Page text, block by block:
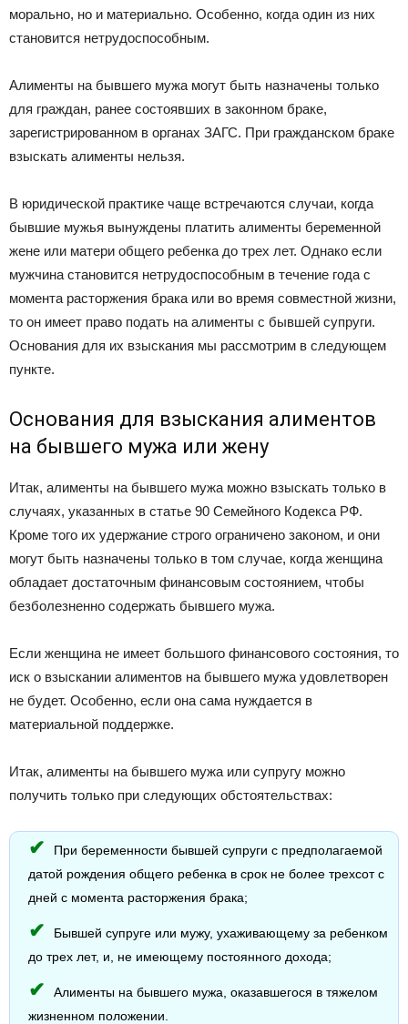
морально, но и материально. Особенно, когда один из них
становится нетрудоспособным.
Алименты на бывшего мужа могут быть назначены только
для граждан, ранее состоявших в законном браке,
зарегистрированном в органах ЗАГС. При гражданском браке
взыскать алименты нельзя.
В юридической практике чаще встречаются случаи, когда
бывшие мужья вынуждены платить алименты беременной
жене или матери общего ребенка до трех лет. Однако если
мужчина становится нетрудоспособным в течение года с
момента расторжения брака или во время совместной жизни,
то он имеет право подать на алименты с бывшей супруги.
Основания для их взыскания мы рассмотрим в следующем
пункте.
Основания для взыскания алиментов
на бывшего мужа или жену
Итак, алименты на бывшего мужа можно взыскать только в
случаях, указанных в статье 90 Семейного Кодекса РФ.
Кроме того их удержание строго ограничено законом, и они
могут быть назначены только в том случае, когда женщина
обладает достаточным финансовым состоянием, чтобы
безболезненно содержать бывшего мужа.
Если женщина не имеет большого финансового состояния, то
иск о взыскании алиментов на бывшего мужа удовлетворен
не будет. Особенно, если она сама нуждается в
материальной поддержке.
Итак, алименты на бывшего мужа или супругу можно
получить только при следующих обстоятельствах:
При беременности бывшей супруги с предполагаемой
датой рождения общего ребенка в срок не более трехсот с
дней с момента расторжения брака;
Бывшей супруге или мужу, ухаживающему за ребенком
до трех лет, и, не имеющему постоянного дохода;
Алименты на бывшего мужа, оказавшегося в тяжелом
жизненном положении.